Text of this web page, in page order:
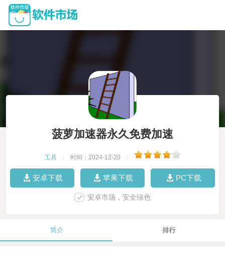
菠萝加速器永久免费加速
工具 时间：2024-12-20
安卓下载 苹果下载 PC下载
安卓市场，安全绿色
简介 排行